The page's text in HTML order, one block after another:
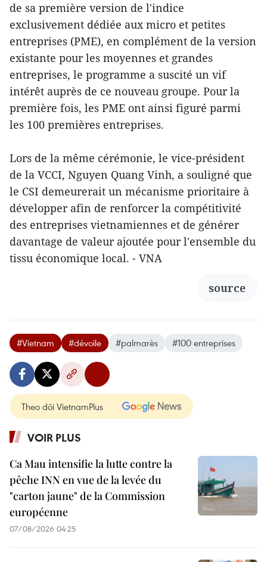
de sa première version de l'indice
exclusivement dédiée aux micro et petites
entreprises (PME), en complément de la version
existante pour les moyennes et grandes
entreprises, le programme a suscité un vif
intérêt auprès de ce nouveau groupe. Pour la
première fois, les PME ont ainsi figuré parmi
les 100 premières entreprises.
Lors de la même cérémonie, le vice-président
de la VCCI, Nguyen Quang Vinh, a souligné que
le CSI demeurerait un mécanisme prioritaire à
développer afin de renforcer la compétitivité
des entreprises vietnamiennes et de générer
davantage de valeur ajoutée pour l'ensemble du
tissu économique local. - VNA
source
#Vietnam #dévoile #palmarès #100 entreprises
Theo dõi VietnamPlus
VOIR PLUS
Ca Mau intensifie la lutte contre la
pêche INN en vue de la levée du
"carton jaune" de la Commission
européenne
07/08/2026 04:25